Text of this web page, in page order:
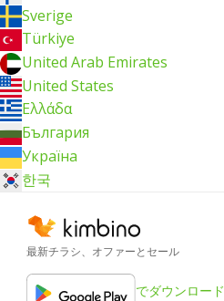
Sverige
Türkiye
United Arab Emirates
United States
Ελλάδα
България
Україна
한국
最新チラシ、オファーとセール
でダウンロード